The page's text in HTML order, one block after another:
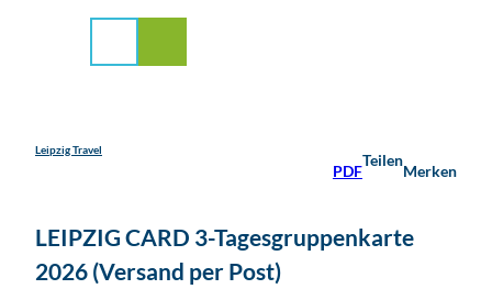
Leipzig Travel
PDF
Teilen
Merken
LEIPZIG CARD 3-Tagesgruppenkarte
2026 (Versand per Post)